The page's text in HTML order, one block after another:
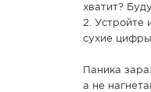
хватит?
2. Устройте
сухие
Паника
а не